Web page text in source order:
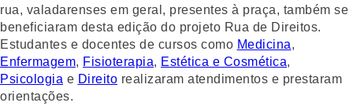
rua, valadarenses em geral, presentes à praça, também se
beneficiaram desta edição do projeto Rua de Direitos.
Estudantes e docentes de cursos como Medicina,
Enfermagem, Fisioterapia, Estética e Cosmética,
Psicologia e Direito realizaram atendimentos e prestaram
orientações.